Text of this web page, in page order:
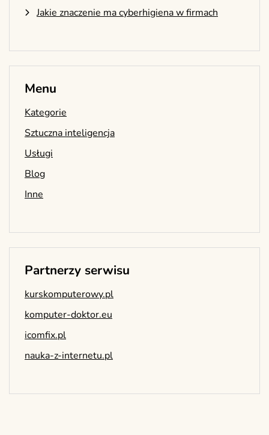
Jakie znaczenie ma cyberhigiena w firmach
Menu
Kategorie
Sztuczna inteligencja
Usługi
Blog
Inne
Partnerzy serwisu
kurskomputerowy.pl
komputer-doktor.eu
icomfix.pl
nauka-z-internetu.pl